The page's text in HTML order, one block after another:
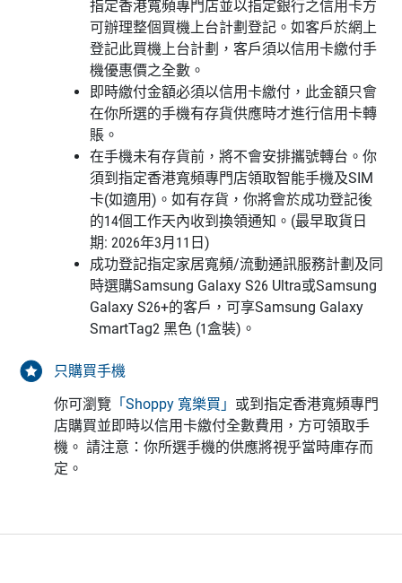
指定香港寬頻專門店並以指定銀行之信用卡方
可辦理整個買機上台計劃登記。如客戶於網上
登記此買機上台計劃，客戶須以信用卡繳付手
機優惠價之全數。
即時繳付金額必須以信用卡繳付，此金額只會
在你所選的手機有存貨供應時才進行信用卡轉
賬。
在手機未有存貨前，將不會安排攜號轉台。你
須到指定香港寬頻專門店領取智能手機及SIM
卡(如適用)。如有存貨，你將會於成功登記後
的14個工作天內收到換領通知。(最早取貨日
期: 2026年3月11日)
成功登記指定家居寬頻/流動通訊服務計劃及同
時選購Samsung Galaxy S26 Ultra或Samsung
Galaxy S26+的客戶，可享Samsung Galaxy
SmartTag2 黑色 (1盒裝)。
只購買手機
你可瀏覽 「Shoppy 寬樂買」 或到指定香港寬頻專門
店購買並即時以信用卡繳付全數費用，方可領取手
機。 請注意：你所選手機的供應將視乎當時庫存而
定。